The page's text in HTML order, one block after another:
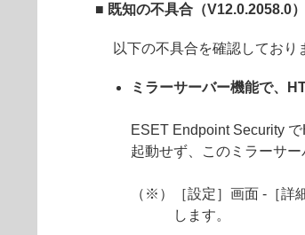
■ 既知の不具合（V12.0.2058.0）
以下の不具合を確認しており
ミラーサーバー機能で、
ESET Endpoint Security
起動せず、このミラーサ
（※）［設定］画面 -［詳
します。